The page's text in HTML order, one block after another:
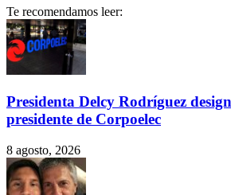
Te recomendamos leer:
Presidenta Delcy Rodríguez
presidente de Corpoelec
8 agosto, 2026